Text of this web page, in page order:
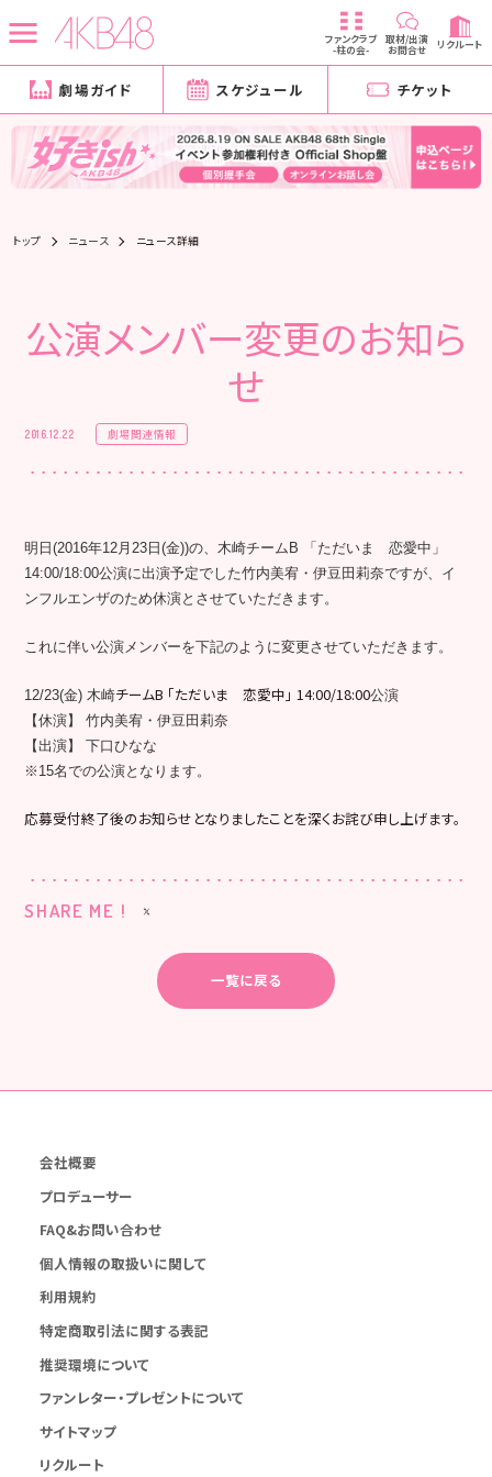
ファンクラブ
-柱の会-
取材/出演
お問合せ リクルート
劇場ガイド スケジュール チケット
トップ ニュース ニュース詳細
公演メンバー変更のお知ら
せ
2016.12.22 劇場関連情報
明日(2016年12月23日(金))の、木崎チームB 「ただいま 恋愛中」
14:00/18:00公演に出演予定でした竹内美宥・伊豆田莉奈ですが、イ
ンフルエンザのため休演とさせていただきます。
これに伴い公演メンバーを下記のように変更させていただきます。
12/23(金) 木崎チームB 「ただいま 恋愛中」 14:00/18:00公演
【休演】 竹内美宥・伊豆田莉奈
【出演】 下口ひなな
※15名での公演となります。
応募受付終了後のお知らせとなりましたことを深くお詫び申し上げます。
SHARE ME !
一覧に戻る
会社概要
プロデューサー
FAQ&お問い合わせ
個人情報の取扱いに関して
利用規約
特定商取引法に関する表記
推奨環境について
ファンレター・プレゼントについて
サイトマップ
リクルート